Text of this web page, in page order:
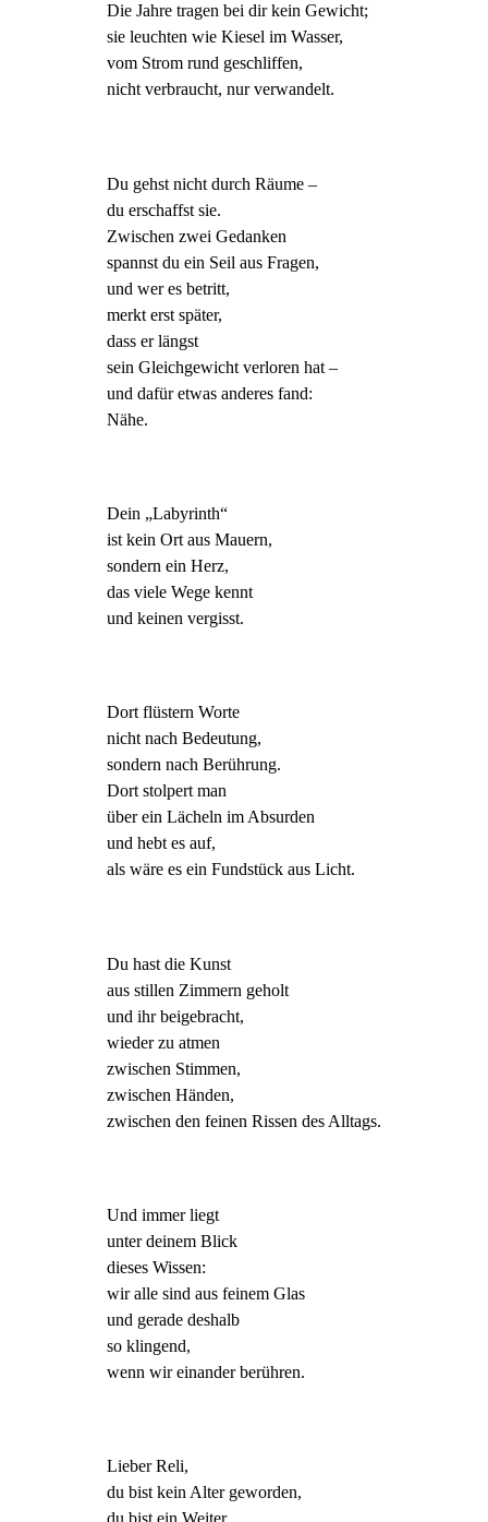
Die Jahre tragen bei dir kein Gewicht;
sie leuchten wie Kiesel im Wasser,
vom Strom rund geschliffen,
nicht verbraucht, nur verwandelt.
Du gehst nicht durch Räume –
du erschaffst sie.
Zwischen zwei Gedanken
spannst du ein Seil aus Fragen,
und wer es betritt,
merkt erst später,
dass er längst
sein Gleichgewicht verloren hat –
und dafür etwas anderes fand:
Nähe.
Dein „Labyrinth“
ist kein Ort aus Mauern,
sondern ein Herz,
das viele Wege kennt
und keinen vergisst.
Dort flüstern Worte
nicht nach Bedeutung,
sondern nach Berührung.
Dort stolpert man
über ein Lächeln im Absurden
und hebt es auf,
als wäre es ein Fundstück aus Licht.
Du hast die Kunst
aus stillen Zimmern geholt
und ihr beigebracht,
wieder zu atmen
zwischen Stimmen,
zwischen Händen,
zwischen den feinen Rissen des Alltags.
Und immer liegt
unter deinem Blick
dieses Wissen:
wir alle sind aus feinem Glas
und gerade deshalb
so klingend,
wenn wir einander berühren.
Lieber Reli,
du bist kein Alter geworden,